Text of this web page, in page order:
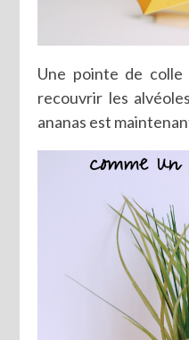
Une pointe de colle
recouvrir les
ananas est